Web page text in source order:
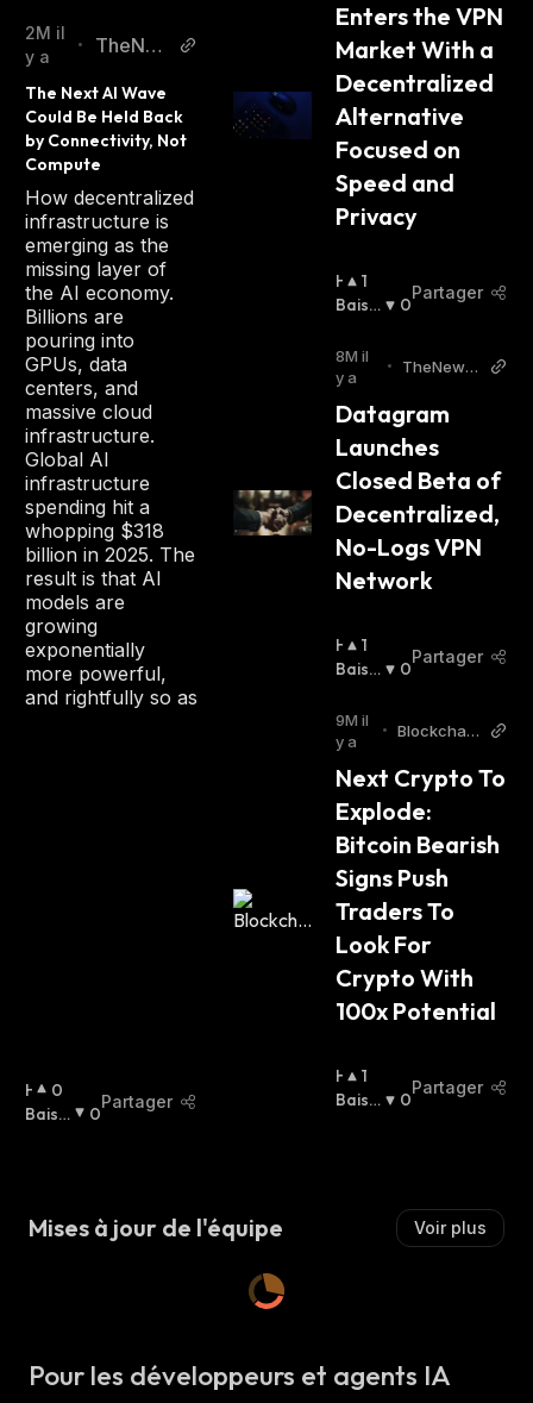
2M il
y a
•
TheNe
o
The Next AI Wave
Could Be Held Back
by Connectivity, Not
Compute
How decentralized
infrastructure is
emerging as the
missing layer of
the AI economy.
Billions are
pouring into
GPUs, data
centers, and
massive cloud
infrastructure.
Global AI
infrastructure
spending hit a
whopping $318
billion in 2025. The
result is that AI
models are
growing
exponentially
more powerful,
and rightfully so as
H
A
E
0
Baissi
0
Partager
Enters the VPN
Market With a
Decentralized
Alternative
Focused on
Speed and
Privacy
H
A
S
S
E
R
:
1
Baissi
0
Partager
8M il
y a
•
TheNews
Datagram
Launches
Closed Beta of
Decentralized,
No-Logs VPN
Network
H
A
S
S
E
R
:
1
Baissi
0
Partager
9M il
y a
•
Blockchain
Next Crypto To
Explode:
Bitcoin Bearish
Signs Push
Traders To
Look For
Crypto With
100x Potential
H
A
1
Baissi
0
Partager
Mises à jour de l'équipe Voir plus
Pour les développeurs et agents IA